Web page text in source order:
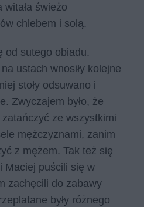
świeżo
chlebem i solą.
od sutego obiadu.
ustach wnosiły kolejne
stoły odsuwano i
Zwyczajem było, że
zatańczyć ze wszystkimi
mężczyznami, zanim
z mężem. Tak też się
i Maciej puścili się w
zachęcili do zabawy
były różnego